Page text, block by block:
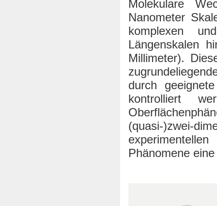
Molekulare
Nanometer
komplexen
Längenskalen
Millimeter).
durch
kontrolliert
(quasi-)zwei-
Phänomene